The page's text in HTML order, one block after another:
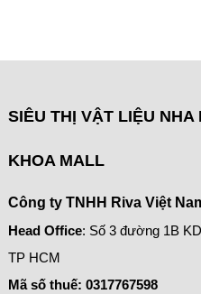
SIÊU THỊ VẬT LIỆU
KHOA MALL
Công ty TNHH Riva Việt
Head Office: Số 3 đường 1B
TP HCM
Mã số thuế: 0317767598